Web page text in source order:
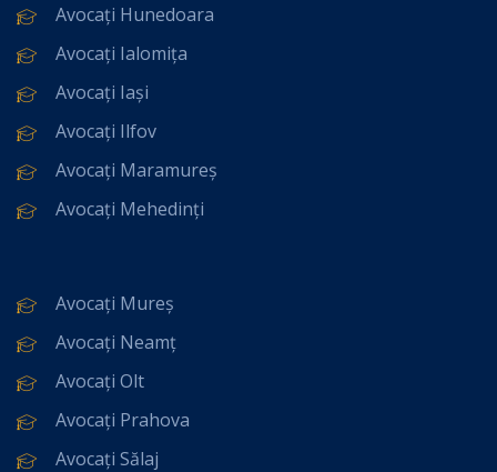
Avocați Hunedoara
Avocați Ialomița
Avocați Iași
Avocați Ilfov
Avocați Maramureș
Avocați Mehedinți
Avocați Mureș
Avocați Neamț
Avocați Olt
Avocați Prahova
Avocați Sălaj